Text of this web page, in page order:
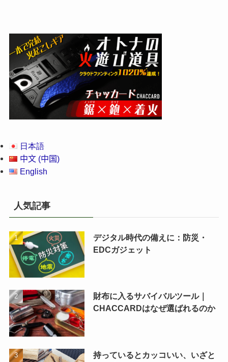
日本語
中文 (中国)
English
人気記事
デジタル時代の備えに：防災・
EDCガジェット
財布に入るサバイバルツール｜
CHACCARDはなぜ選ばれるのか
持っているとカッコいい、いざと